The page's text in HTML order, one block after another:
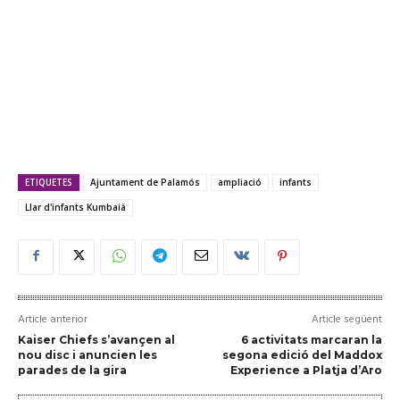
ETIQUETES Ajuntament de Palamós ampliació
infants
Llar d'infants Kumbaià
Article anterior
Kaiser Chiefs s’avançen al
nou disc i anuncien les
parades de la gira
Article següent
6 activitats marcaran la
segona edició del Maddox
Experience a Platja d’Aro